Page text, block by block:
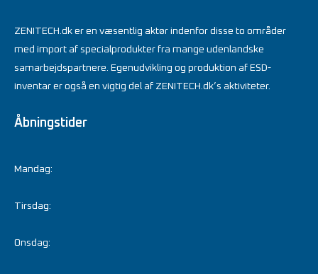
ZENITECH.dk er en væsentlig aktør indenfor disse to områder
med import af specialprodukter fra mange udenlandske
samarbejdspartnere. Egenudvikling og produktion af ESD-
inventar er også en vigtig del af ZENITECH.dk’s aktiviteter.
Åbningstider
Mandag:
Tirsdag:
Onsdag: